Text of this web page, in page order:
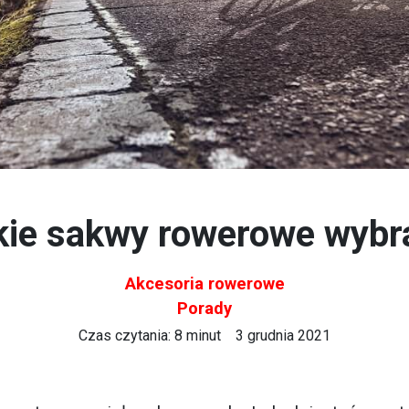
sakwy rowerowe
Akcesoria rowerowe
Porady
Czas czytania: 8 minut 3 grudnia 2021